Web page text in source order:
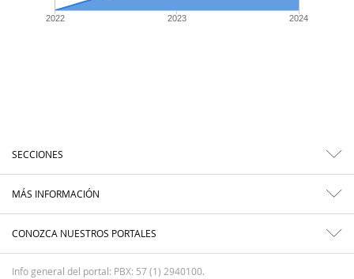
2022 2023 2024
SECCIONES
MÁS INFORMACIÓN
CONOZCA NUESTROS PORTALES
Info general del portal: PBX: 57 (1) 2940100.